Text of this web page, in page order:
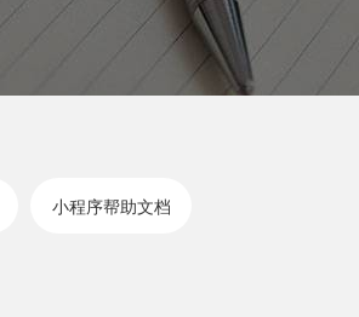
小程序帮助文档